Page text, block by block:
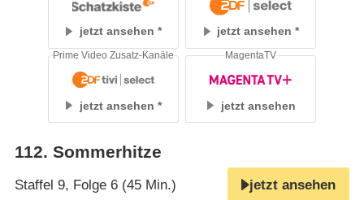
jetzt ansehen jetzt ansehen
jetzt ansehen
Prime Video Zusatz-Kanäle
jetzt ansehen
MagentaTV
112. Sommerhitze
Staffel 9, Folge 6 (45 Min.) jetzt ansehen